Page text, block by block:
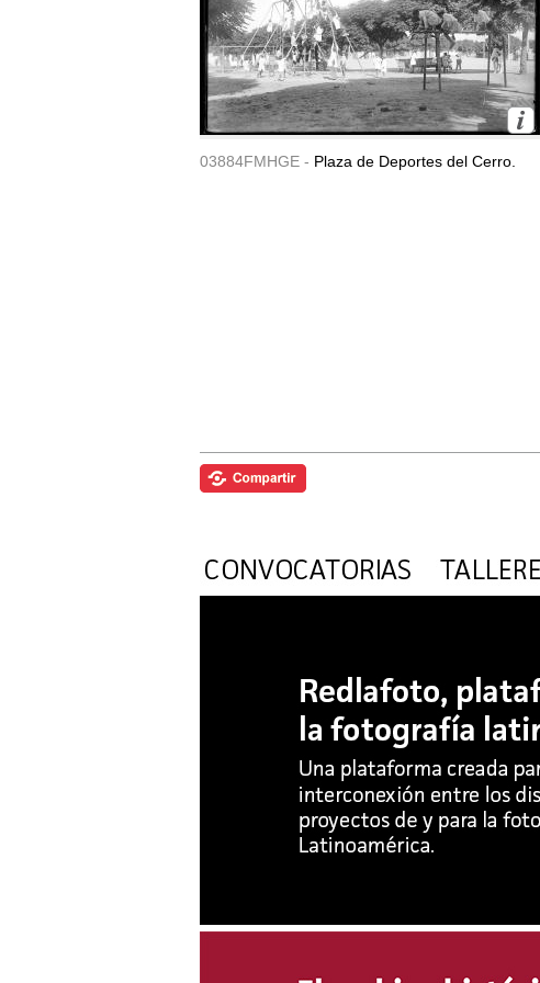
03884FMHGE - Plaza de Deportes del Cerro.